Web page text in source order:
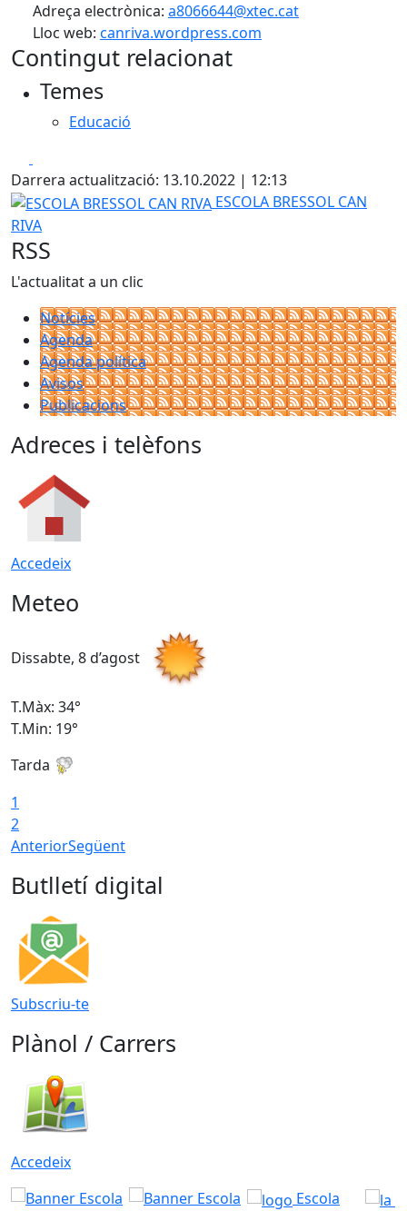
Adreça electrònica: a8066644@xtec.cat
Lloc web: canriva.wordpress.com
Contingut relacionat
Temes
Educació
Darrera actualització: 13.10.2022 | 12:13
ESCOLA BRESSOL CAN RIVA
ESCOLA BRESSOL CAN
RIVA
RSS
L'actualitat a un clic
Notícies
Agenda
Agenda política
Avisos
Publicacions
Adreces i telèfons
Accedeix
Meteo
Dissabte, 8 d’agost
T.Màx: 34°
T.Min: 19°
Tarda
1
2
AnteriorSegüent
Butlletí digital
Subscriu-te
Plànol / Carrers
Accedeix
Escola